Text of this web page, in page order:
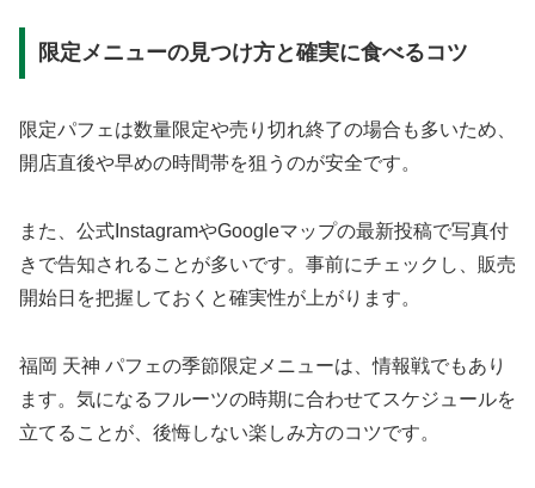
限定メニューの見つけ方と確実に食べるコツ
限定パフェは数量限定や売り切れ終了の場合も多いため、
開店直後や早めの時間帯を狙うのが安全です。
また、公式InstagramやGoogleマップの最新投稿で写真付
きで告知されることが多いです。事前にチェックし、販売
開始日を把握しておくと確実性が上がります。
福岡 天神 パフェの季節限定メニューは、情報戦でもあり
ます。気になるフルーツの時期に合わせてスケジュールを
立てることが、後悔しない楽しみ方のコツです。